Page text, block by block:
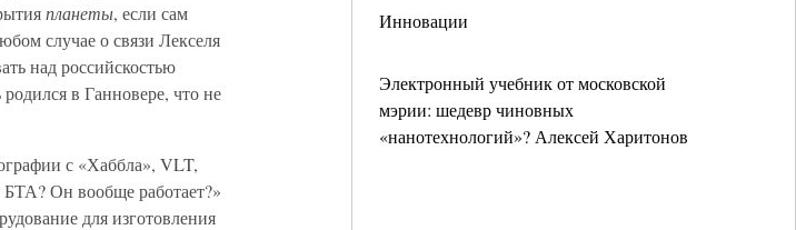
Инновации
Электронный учебник от московской
мэрии: шедевр чиновных
«нанотехнологий»? Алексей Харитонов
планеты, если сам
случае о связи Лекселя
над российскостью
в Ганновере, что не
с «Хаббла», VLT,
Он вообще работает?»
для изготовления